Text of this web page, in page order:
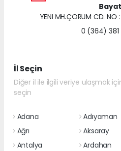
Bayat
YENI MH.ÇORUM CD.
0 (364) 381
İl Seçin
Diğer il ile ilgili veriye ulaşmak
seçin
Adana Adıyaman
Ağrı
Aksaray
Antalya
Ardahan